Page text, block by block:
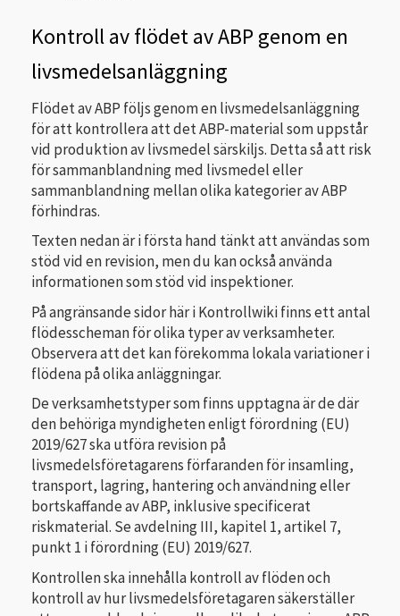
Kontroll av flödet av ABP genom en
livsmedelsanläggning
Flödet av ABP följs genom en livsmedelsanläggning
för att kontrollera att det ABP-material som uppstår
vid produktion av livsmedel särskiljs. Detta så att risk
för sammanblandning med livsmedel eller
sammanblandning mellan olika kategorier av ABP
förhindras.
Texten nedan är i första hand tänkt att användas som
stöd vid en revision, men du kan också använda
informationen som stöd vid inspektioner.
På angränsande sidor här i Kontrollwiki finns ett antal
flödesscheman för olika typer av verksamheter.
Observera att det kan förekomma lokala variationer i
flödena på olika anläggningar.
De verksamhetstyper som finns upptagna är de där
den behöriga myndigheten enligt förordning (EU)
2019/627 ska utföra revision på
livsmedelsföretagarens förfaranden för insamling,
transport, lagring, hantering och användning eller
bortskaffande av ABP, inklusive specificerat
riskmaterial. Se avdelning III, kapitel 1, artikel 7,
punkt 1 i förordning (EU) 2019/627.
Kontrollen ska innehålla kontroll av flöden och
kontroll av hur livsmedelsföretagaren säkerställer